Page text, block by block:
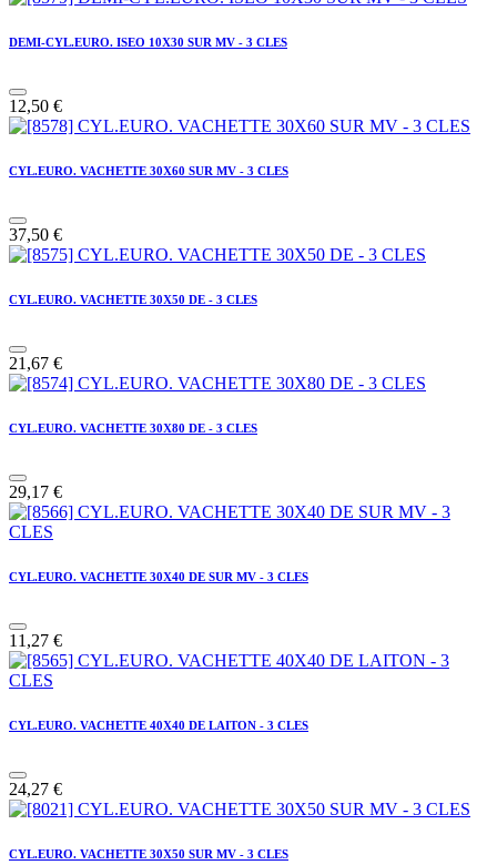
DEMI-CYL.EURO. ISEO 10X30 SUR MV - 3 CLES
12,50 €
CYL.EURO. VACHETTE 30X60 SUR MV - 3 CLES
37,50 €
CYL.EURO. VACHETTE 30X50 DE - 3 CLES
21,67 €
CYL.EURO. VACHETTE 30X80 DE - 3 CLES
29,17 €
CYL.EURO. VACHETTE 30X40 DE SUR MV - 3 CLES
11,27 €
CYL.EURO. VACHETTE 40X40 DE LAITON - 3 CLES
24,27 €
CYL.EURO. VACHETTE 30X50 SUR MV - 3 CLES